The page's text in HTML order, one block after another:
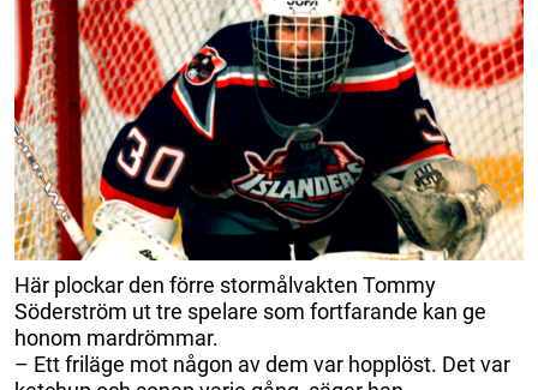
Här plockar den förre stormålvakten Tommy
Söderström ut tre spelare som fortfarande kan ge
honom mardrömmar.
– Ett friläge mot någon av dem var hopplöst. Det var